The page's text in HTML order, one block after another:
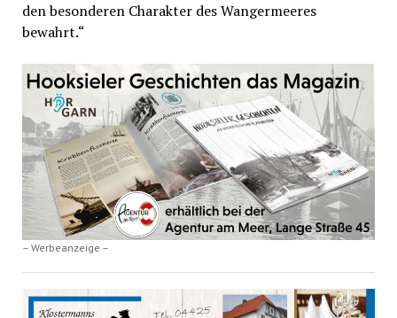
den besonderen Charakter des Wangermeeres
bewahrt.“
– Werbeanzeige –